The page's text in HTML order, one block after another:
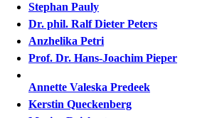
Stephan Pauly
Dr. phil. Ralf Dieter Peters
Anzhelika Petri
Prof. Dr. Hans-Joachim Pieper
Annette Valeska Predeek
Kerstin Queckenberg